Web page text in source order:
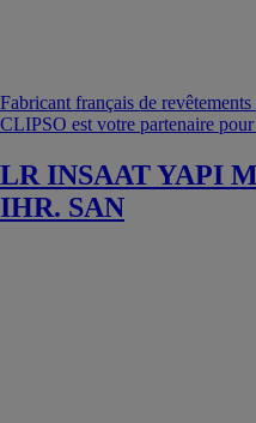
Fabricant français de
CLIPSO est votre partenaire
LR INSAAT YAPI
IHR. SAN